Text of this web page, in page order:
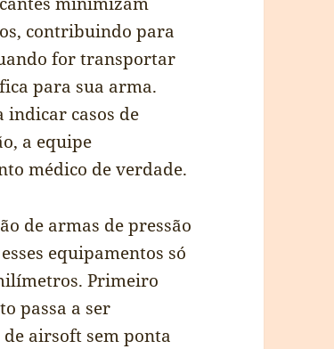
contribuindo para
for transportar
para sua arma.
casos de
a equipe
médico de verdade.
de armas de pressão
equipamentos só
Primeiro
passa a ser
airsoft sem ponta